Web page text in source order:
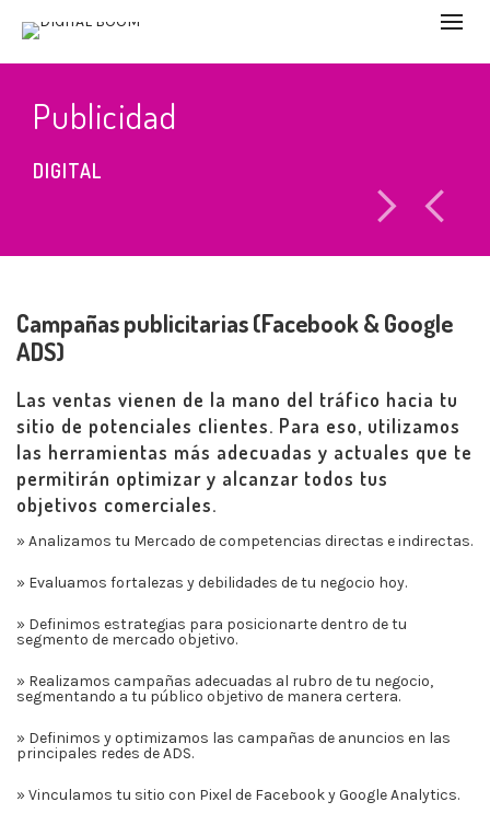
Publicidad
DIGITAL
Campañas publicitarias (Facebook & Google
ADS)
Las ventas vienen de la mano del tráfico hacia tu
sitio de potenciales clientes. Para eso, utilizamos
las herramientas más adecuadas y actuales que te
permitirán optimizar y alcanzar todos tus
objetivos comerciales.
» Analizamos tu Mercado de competencias directas e indirectas.
» Evaluamos fortalezas y debilidades de tu negocio hoy.
» Definimos estrategias para posicionarte dentro de tu
segmento de mercado objetivo.
» Realizamos campañas adecuadas al rubro de tu negocio,
segmentando a tu público objetivo de manera certera.
» Definimos y optimizamos las campañas de anuncios en las
principales redes de ADS.
» Vinculamos tu sitio con Pixel de Facebook y Google Analytics.